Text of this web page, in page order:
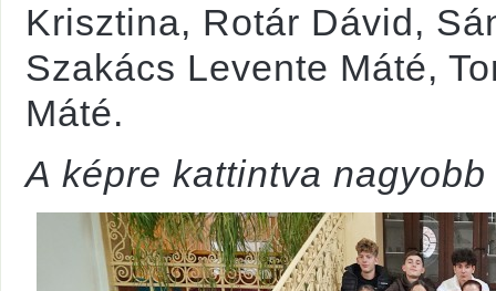
Krisztina, Rotár Dávid,
Szakács Levente Máté,
Máté.
A képre kattintva